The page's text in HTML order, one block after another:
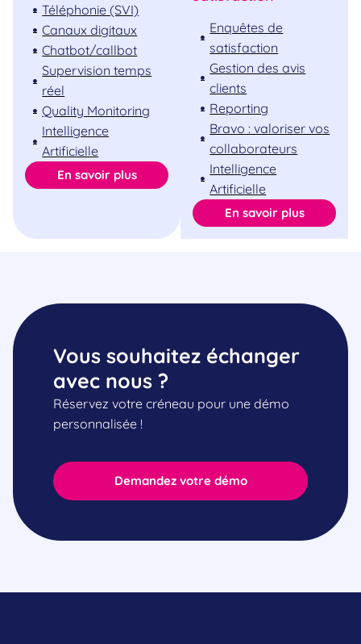
Téléphonie (SVI)
Canaux digitaux
Chatbot/callbot
Supervision temps
réel
Quality Monitoring
Intelligence
Artificielle
En savoir plus
Enquêtes de
satisfaction
Gestion des avis
clients
Reporting
Bravo : valoriser vos
collaborateurs
Intelligence
Artificielle
En savoir plus
Demandez votre démo
Vous souhaitez échanger
avec nous ?
Réservez votre créneau pour une démo
personnalisée !